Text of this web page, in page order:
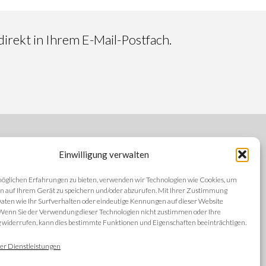
Einwilligung verwalten
Erfahrungen zu bieten, verwenden wir Technologien wie Cookies, um
auf Ihrem Gerät zu speichern und/oder abzurufen. Mit Ihrer Zustimmung
wie Ihr Surfverhalten oder eindeutige Kennungen auf dieser Website
Sie der Verwendung dieser Technologien nicht zustimmen oder Ihre
kann dies bestimmte Funktionen und Eigenschaften beeinträchtigen.
Dienstleistungen
in Ihrem E-Mail-Postfach.